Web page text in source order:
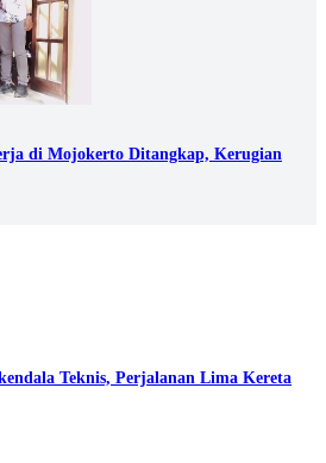
di Mojokerto Ditangkap, Kerugian
Teknis, Perjalanan Lima Kereta